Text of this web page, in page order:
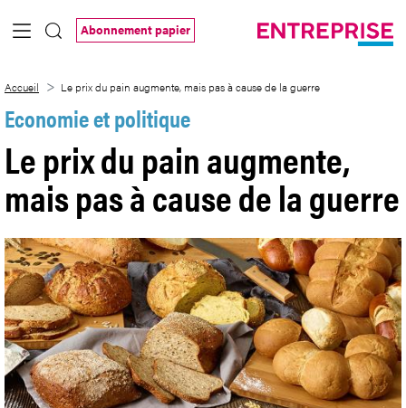
Saut au contenu principal
Abonnement papier
Accueil Le prix du pain augmente, mais pas à cause de la guerre
Economie et politique
Le prix du pain augmente,
mais pas à cause de la guerre